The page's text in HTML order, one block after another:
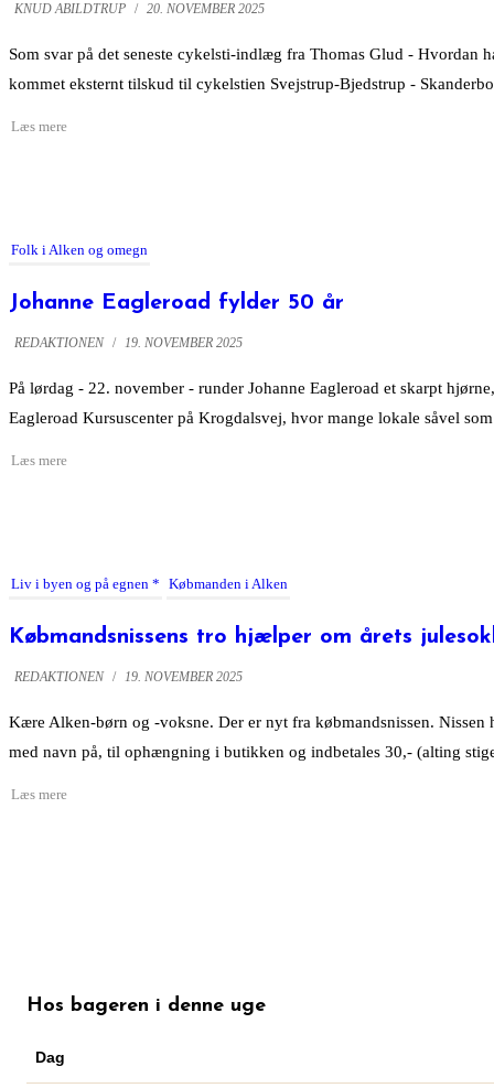
KNUD ABILDTRUP / 20. NOVEMBER 2025
Som svar på det seneste cykelsti-indlæg fra Thomas Glud -
kommet eksternt tilskud til cykelstien Svejstrup-Bjedstrup -
Folk i Alken og omegn
Johanne Eagleroad fylder 50 år
REDAKTIONEN / 19. NOVEMBER 2025
På lørdag - 22. november - runder Johanne Eagleroad et skarpt
Eagleroad Kursuscenter på Krogdalsvej, hvor mange lokale såvel
Liv i byen og på egnen Købmanden i Alken
Købmandsnissens tro hjælper om årets
REDAKTIONEN / 19. NOVEMBER 2025
Kære Alken-børn og -voksne. Der er nyt fra købmandsnissen.
med navn på, til ophængning i butikken og indbetales 30,- (alting
Hos bageren i denne uge
Dag